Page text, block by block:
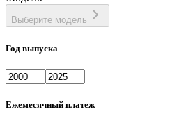
Выберите модель
Год выпуска
Ежемесячный платеж